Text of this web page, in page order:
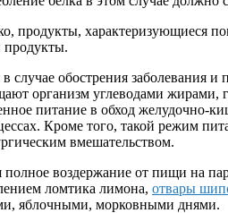
продукты, характеризующиеся
продукты.
случае обострения заболевания
организм углеводами жирами,
питание в обход
Кроме того, такой режим
вмешательством.
полное воздержание от пищи на
ломтика лимона, отвары
яблочными, морковными днями.